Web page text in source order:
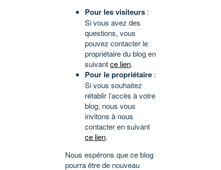
Pour les visiteurs :
Si vous avez des
questions, vous
pouvez contacter le
propriétaire du blog en
suivantce lien.
Pour le propriétaire :
Si vous souhaitez
rétablir l’accès à votre
blog, nous vous
invitons à nous
contacter en suivant
ce lien.
Nous espérons que ce blog
pourra être de nouveau